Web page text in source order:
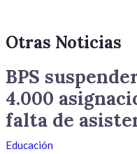
Otras Noticias
BPS
4.000
falta de
Educación